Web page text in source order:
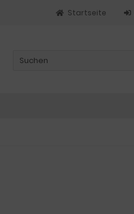
Startseite